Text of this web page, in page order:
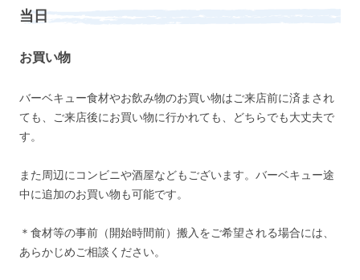
当日
お買い物
バーベキュー食材やお飲み物のお買い物はご来店前に済まされ
ても、ご来店後にお買い物に行かれても、どちらでも大丈夫で
す。
また周辺にコンビニや酒屋などもございます。バーベキュー途
中に追加のお買い物も可能です。
＊食材等の事前（開始時間前）搬入をご希望される場合には、
あらかじめご相談ください。